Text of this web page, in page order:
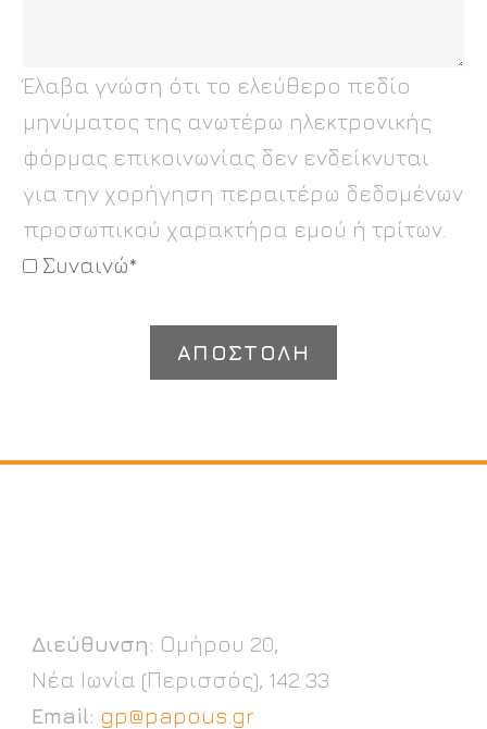
Έλαβα γνώση ότι το ελεύθερο πεδίο
μηνύματος της ανωτέρω ηλεκτρονικής
φόρμας επικοινωνίας δεν ενδείκνυται
για την χορήγηση περαιτέρω δεδομένων
προσωπικού χαρακτήρα εμού ή τρίτων.
Συναινώ*
Διεύθυνση: Ομήρου 20,
Νέα Ιωνία (Περισσός), 142 33
Email: gp@papous.gr